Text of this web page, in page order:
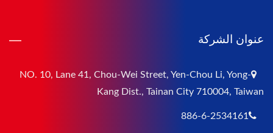
عنوان الشركة
NO. 10, Lane 41, Chou-Wei Street, Yen-Chou Li, Yong-
Kang Dist., Tainan City 710004, Taiwan
886-6-2534161